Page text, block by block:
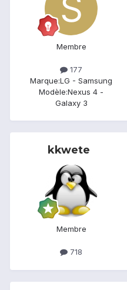
Membre
177
Marque:LG - Samsung
Modèle:Nexus 4 -
Galaxy 3
kkwete
Membre
718